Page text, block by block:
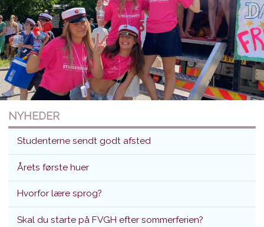
Studenterne sendt godt afsted
NYHEDER
Studenterne sendt godt afsted
Årets første huer
Hvorfor lære sprog?
Skal du starte på FVGH efter sommerferien?